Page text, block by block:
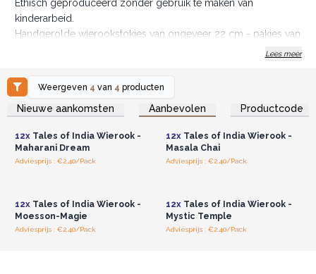
Ethisch geproduceerd zonder gebruik te maken van
kinderarbeid.
Handgerolde wierookstokjes van ongeveer 22 cm - pakjes van
bestel nu.
Gemaakt voor de groothandel.
Lees meer
Weergeven 4 van 4 producten
Nieuwe aankomsten Aanbevolen Productcode
Log in of registreer u voor
groothandelsprijzen.
12xTales of India Wierook -
Maharani Dream
Adviesprijs : €2.40/Pack
Log in of registreer u voor
groothandelsprijzen.
12xTales of India Wierook -
Masala Chai
Adviesprijs : €2.40/Pack
12xTales of India Wierook -
Moesson-Magie
Adviesprijs : €2.40/Pack
12xTales of India Wierook -
Mystic Temple
Adviesprijs : €2.40/Pack